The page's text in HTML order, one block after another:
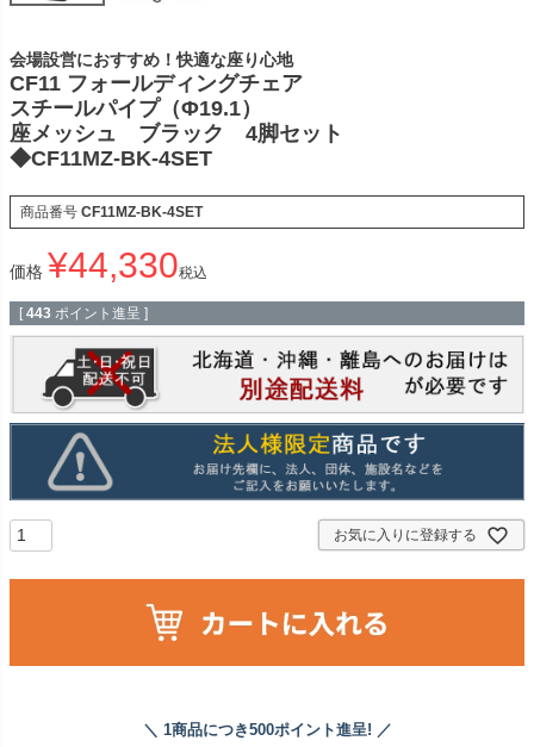
会場設営におすすめ！快適な座り心地
CF11 フォールディングチェア
スチールパイプ（Φ19.1）
座メッシュ ブラック 4脚セット
◆CF11MZ-BK-4SET
商品番号 CF11MZ-BK-4SET
価格 ¥44,330税込
[ 443 ポイント進呈 ]
お気に入りに登録する